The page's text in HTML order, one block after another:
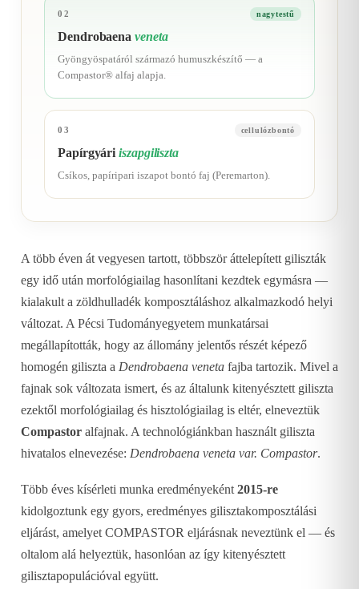
02 nagytestű
Dendrobaenaveneta
Gyöngyöspatáról származó humuszkészítő — a
Compastor® alfaj alapja.
03 cellulózbontó
Papírgyáriiszapgiliszta
Csíkos, papíripari iszapot bontó faj (Peremarton).
A több éven át vegyesen tartott, többször áttelepített giliszták
egy idő után morfológiailag hasonlítani kezdtek egymásra —
kialakult a zöldhulladék komposztáláshoz alkalmazkodó helyi
változat. A Pécsi Tudományegyetem munkatársai
megállapították, hogy az állomány jelentős részét képező
homogén giliszta a Dendrobaena veneta fajba tartozik. Mivel a
fajnak sok változata ismert, és az általunk kitenyésztett giliszta
ezektől morfológiailag és hisztológiailag is eltér, elneveztük
Compastor alfajnak. A technológiánkban használt giliszta
hivatalos elnevezése: Dendrobaena veneta var. Compastor.
Több éves kísérleti munka eredményeként 2015-re
kidolgoztunk egy gyors, eredményes gilisztakomposztálási
eljárást, amelyet COMPASTOR eljárásnak neveztünk el — és
oltalom alá helyeztük, hasonlóan az így kitenyésztett
gilisztapopulációval együtt.